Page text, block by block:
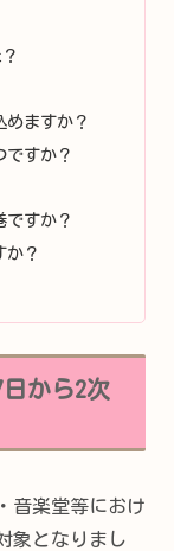
ますか？
ですか？
ですか？
か？
から2次
音楽堂等におけ
象となりまし